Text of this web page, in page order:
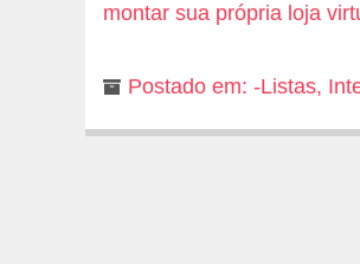
montar sua própria loja
Postado em: -Listas,